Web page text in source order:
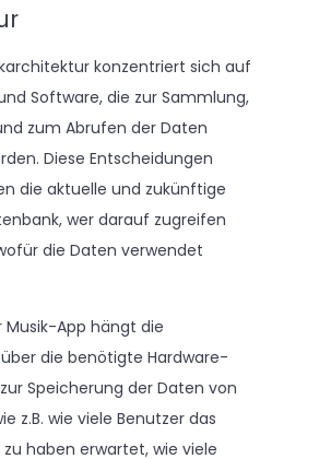
konzentriert sich auf
Software, die zur Sammlung,
zum Abrufen der Daten
Diese Entscheidungen
die aktuelle und zukünftige
wer darauf zugreifen
die Daten verwendet
Musik-App hängt die
die benötigte Hardware-
Speicherung der Daten von
z.B. wie viele Benutzer das
haben erwartet, wie viele